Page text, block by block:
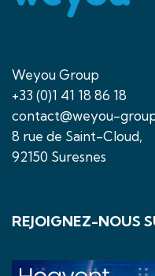
Weyou Group
+33 (0)1 41 18 86 18
contact@weyou-
8 rue de Saint-Cloud,
92150 Suresnes
REJOIGNEZ-NOUS